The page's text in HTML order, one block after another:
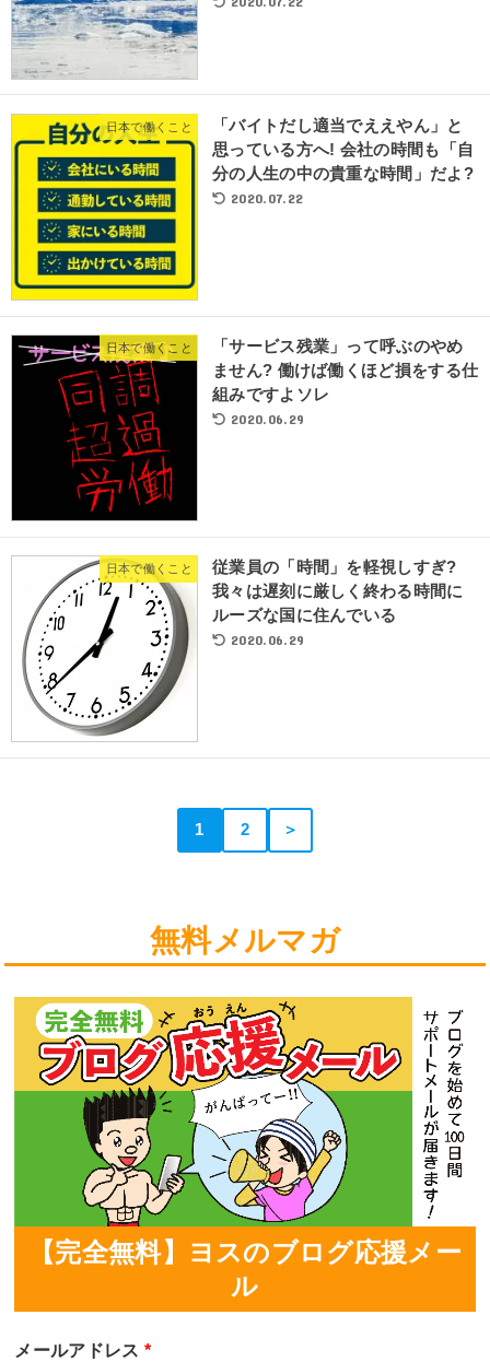
日本で働くこと
「バイトだし適当でええやん」と
思っている方へ! 会社の時間も「自
分の人生の中の貴重な時間」だよ?
2020.07.22
日本で働くこと
「サービス残業」って呼ぶのやめ
ません? 働けば働くほど損をする仕
組みですよソレ
2020.06.29
日本で働くこと
従業員の「時間」を軽視しすぎ?
我々は遅刻に厳しく終わる時間に
ルーズな国に住んでいる
2020.06.29
1 2 ＞
無料メルマガ
【完全無料】ヨスのブログ応援メー
ル
メールアドレス *